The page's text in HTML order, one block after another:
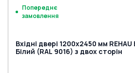
Попереднє
замовлення
Вхідні двері 1200x2450 мм
Білий (RAL 9016) з двох сторін